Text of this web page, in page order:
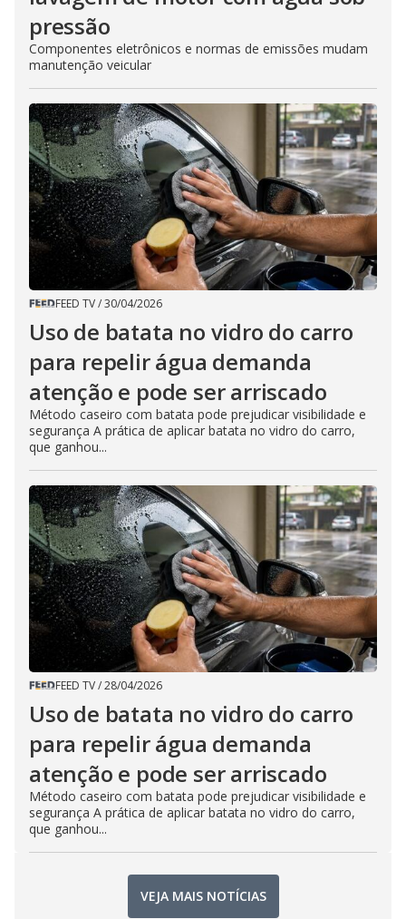
pressão
Componentes eletrônicos e normas de emissões mudam
manutenção veicular
FEED TV/30/04/2026
Uso de batata no vidro do carro
para repelir água demanda
atenção e pode ser arriscado
Método caseiro com batata pode prejudicar visibilidade e
segurança A prática de aplicar batata no vidro do carro,
que ganhou...
FEED TV/28/04/2026
Uso de batata no vidro do carro
para repelir água demanda
atenção e pode ser arriscado
Método caseiro com batata pode prejudicar visibilidade e
segurança A prática de aplicar batata no vidro do carro,
que ganhou...
VEJA MAIS NOTÍCIAS